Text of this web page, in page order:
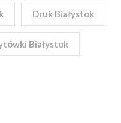
Druk Białystok
Białystok